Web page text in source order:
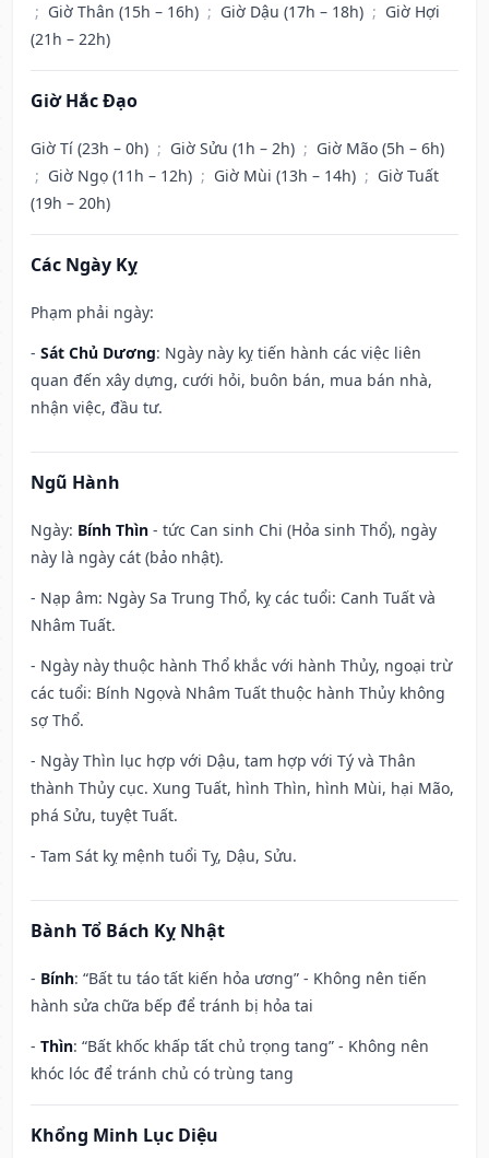
; Giờ Thân (15h – 16h) ; Giờ Dậu (17h – 18h) ; Giờ Hợi
(21h – 22h)
Giờ Hắc Đạo
Giờ Tí (23h – 0h) ; Giờ Sửu (1h – 2h) ; Giờ Mão (5h – 6h)
; Giờ Ngọ (11h – 12h) ; Giờ Mùi (13h – 14h) ; Giờ Tuất
(19h – 20h)
Các Ngày Kỵ
Phạm phải ngày:
- Sát Chủ Dương: Ngày này kỵ tiến hành các việc liên
quan đến xây dựng, cưới hỏi, buôn bán, mua bán nhà,
nhận việc, đầu tư.
Ngũ Hành
Ngày: Bính Thìn - tức Can sinh Chi (Hỏa sinh Thổ), ngày
này là ngày cát (bảo nhật).
- Nạp âm: Ngày Sa Trung Thổ, kỵ các tuổi: Canh Tuất và
Nhâm Tuất.
- Ngày này thuộc hành Thổ khắc với hành Thủy, ngoại trừ
các tuổi: Bính Ngọvà Nhâm Tuất thuộc hành Thủy không
sợ Thổ.
- Ngày Thìn lục hợp với Dậu, tam hợp với Tý và Thân
thành Thủy cục. Xung Tuất, hình Thìn, hình Mùi, hại Mão,
phá Sửu, tuyệt Tuất.
- Tam Sát kỵ mệnh tuổi Tỵ, Dậu, Sửu.
Bành Tổ Bách Kỵ Nhật
- Bính: “Bất tu táo tất kiến hỏa ương” - Không nên tiến
hành sửa chữa bếp để tránh bị hỏa tai
- Thìn: “Bất khốc khấp tất chủ trọng tang” - Không nên
khóc lóc để tránh chủ có trùng tang
Khổng Minh Lục Diệu